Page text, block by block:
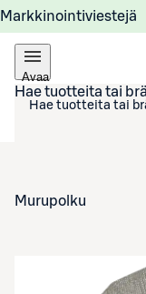
Markkinointiviestejä
Avaa
valikko
Hae tuotteita tai
Murupolku